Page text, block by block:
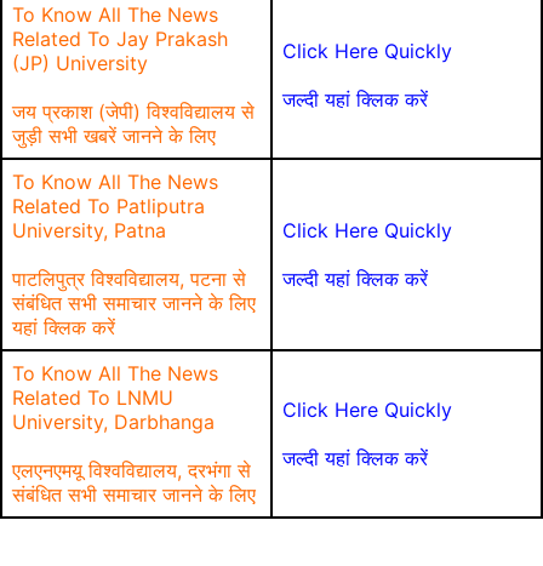
To Know All The News
Related To Jay Prakash
(JP) University
जय प्रकाश (जेपी) विश्वविद्यालय से
जुड़ी सभी खबरें जानने के लिए
Click Here Quickly
जल्दी यहां क्लिक करें
To Know All The News
Related To Patliputra
University, Patna
पाटलिपुत्र विश्वविद्यालय, पटना से
संबंधित सभी समाचार जानने के लिए
यहां क्लिक करें
Click Here Quickly
जल्दी यहां क्लिक करें
To Know All The News
Related To LNMU
University, Darbhanga
एलएनएमयू विश्वविद्यालय, दरभंगा से
संबंधित सभी समाचार जानने के लिए
Click Here Quickly
जल्दी यहां क्लिक करें